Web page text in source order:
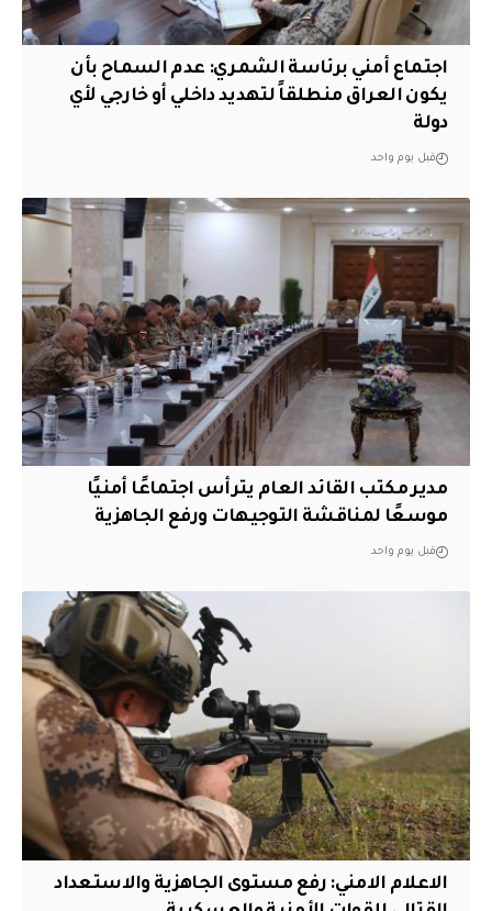
اجتماع أمني برئاسة الشمري: عدم السماح بأن
يكون العراق منطلقاً لتهديد داخلي أو خارجي لأي
دولة
قبل يوم واحد
مدير مكتب القائد العام يترأس اجتماعًا أمنيًا
موسعًا لمناقشة التوجيهات ورفع الجاهزية
قبل يوم واحد
الاعلام الامني: رفع مستوى الجاهزية والاستعداد